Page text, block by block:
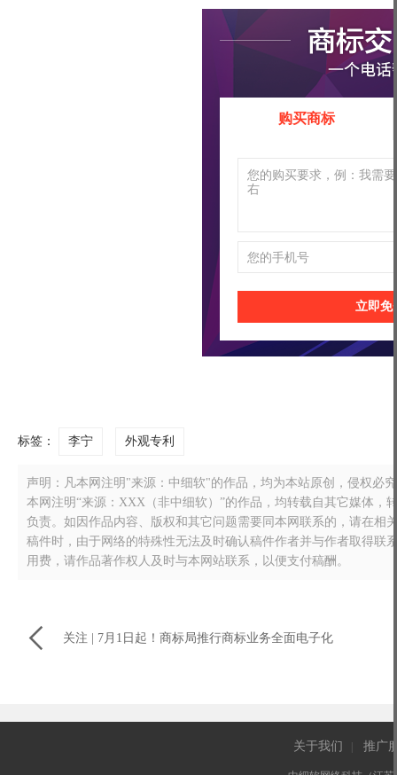
购买商标
立即免
标签： 李宁 外观专利
声明：凡本网注明"来源：中细软"的作品，均为本站原创，侵权必
本网注明“来源：XXX（非中细软）”的作品，均转载自其它媒体
负责。如因作品内容、版权和其它问题需要同本网联系的，请在相
稿件时，由于网络的特殊性无法及时确认稿件作者并与作者取得
用费，请作品著作权人及时与本网站联系，以便支付稿酬。
 关注 | 7月1日起！商标局推行商标业务全面电子化
关于我们 推广